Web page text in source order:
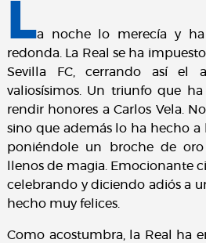
La noche lo merecía y
redonda. La Real se ha
Sevilla FC, cerrando así el
valiosísimos. Un triunfo que ha
rendir honores a Carlos Vela.
sino que además lo ha hecho
poniéndole un broche de
llenos de magia. Emocionante
celebrando y diciendo adiós a
hecho muy felices.
Como acostumbra, la Real ha